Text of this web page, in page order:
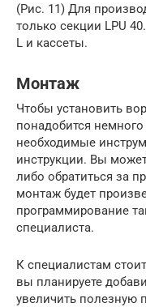
(Рис. 11) Для
только секции LPU
L и кассеты.
Монтаж
Чтобы установить
понадобится
необходимые
инструкции. Вы
либо обратиться за
монтаж будет
программирование
специалиста.
К специалистам
вы планируете
увеличить